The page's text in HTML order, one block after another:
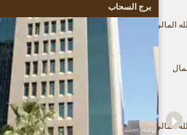
المالي
- المبنى رقم ۱,۱٥
برج السحاب